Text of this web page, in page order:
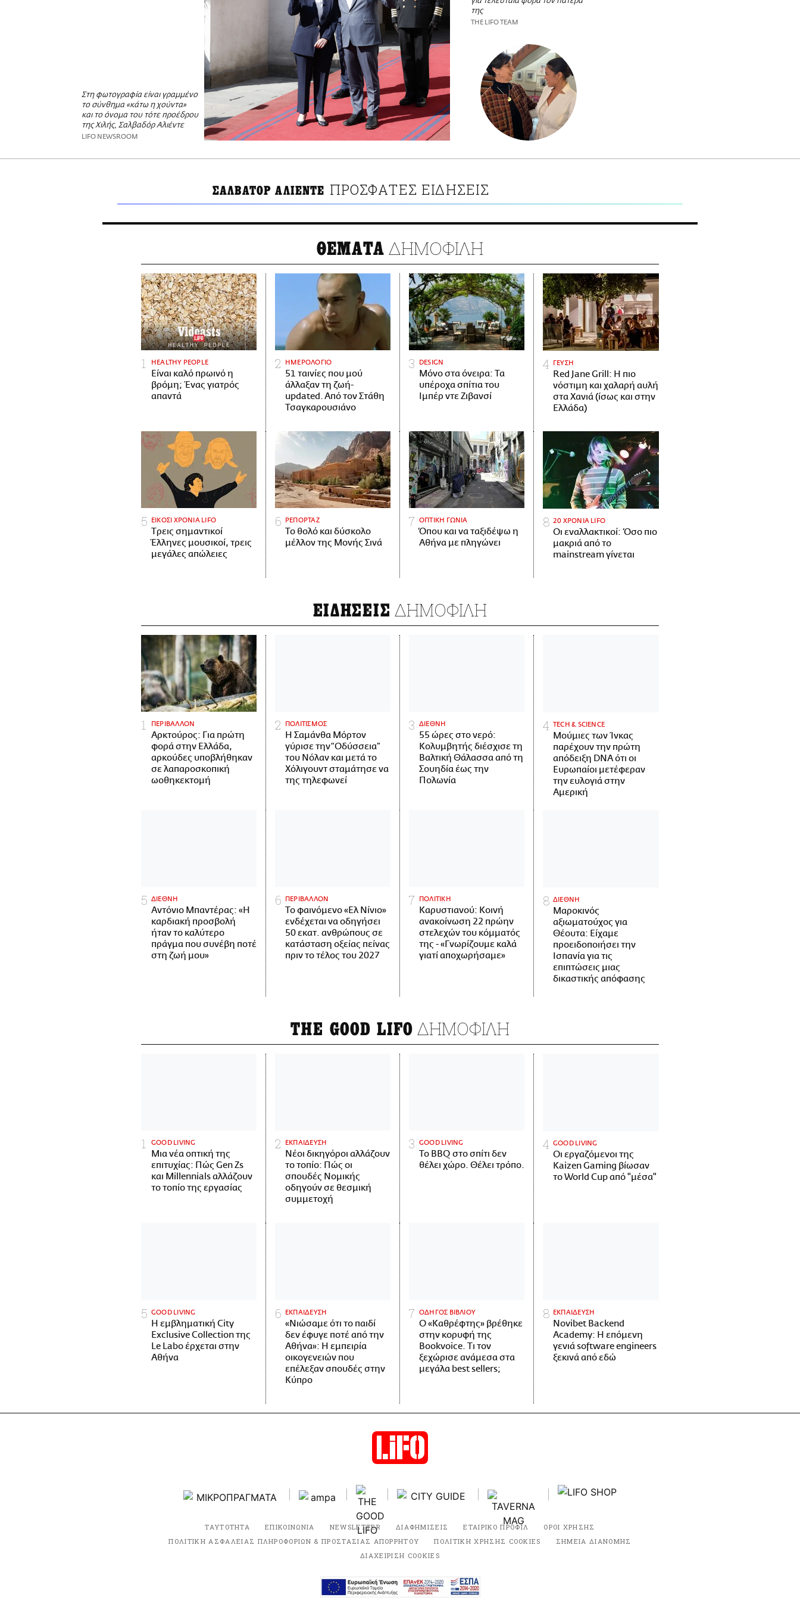
Στη φωτογραφία είναι γραμμένο
το σύνθημα «κάτω η χούντα»
και το όνομα του τότε προέδρου
της Χιλής, Σαλβαδόρ Αλιέντε
LIFO NEWSROOM
της
THE LIFO TEAM
ΣΑΛΒΑΤΟΡ ΑΛΙΕΝΤΕ ΠΡΟΣΦΑΤΕΣ ΕΙΔΗΣΕΙΣ
ΘΕΜΑΤΑ ΔΗΜΟΦΙΛΗ
HEALTHY PEOPLE
Είναι καλό πρωινό η
βρόμη; Ένας γιατρός
απαντά
ΗΜΕΡΟΛΟΓΙΟ
51 ταινίες που μού
άλλαξαν τη ζωή-
updated. Aπό τον Στάθη
Τσαγκαρουσιάνο
DESIGN
Μόνο στα όνειρα: Τα
υπέροχα σπίτια του
Ιμπέρ ντε Ζιβανσί
ΓΕΥΣΗ
Red Jane Grill: Η πιο
νόστιμη και χαλαρή αυλή
στα Χανιά (ίσως και στην
Ελλάδα)
ΕΙΚΟΣΙ ΧΡΟΝΙΑ LIFO
Tρεις σημαντικοί
Έλληνες μουσικοί, τρεις
μεγάλες απώλειες
ΡΕΠΟΡΤΑΖ
Το θολό και δύσκολο
μέλλον της Μονής Σινά
ΟΠΤΙΚΗ ΓΩΝΙΑ
Όπου και να ταξιδέψω η
Αθήνα με πληγώνει
20 ΧΡΟΝΙΑ LIFO
Οι εναλλακτικοί: Όσο πιο
μακριά από το
mainstream γίνεται
ΕΙΔΗΣΕΙΣ ΔΗΜΟΦΙΛΗ
ΠΕΡΙΒΑΛΛΟΝ
Αρκτούρος: Για πρώτη
φορά στην Ελλάδα,
αρκούδες υποβλήθηκαν
σε λαπαροσκοπική
ωοθηκεκτομή
ΠΟΛΙΤΙΣΜΟΣ
Η Σαμάνθα Μόρτον
γύρισε την “Οδύσσεια”
του Νόλαν και μετά το
Χόλιγουντ σταμάτησε να
της τηλεφωνεί
ΔΙΕΘΝΗ
55 ώρες στο νερό:
Κολυμβητής διέσχισε τη
Βαλτική Θάλασσα από τη
Σουηδία έως την
Πολωνία
ΤECH & SCIENCE
Μούμιες των Ίνκας
παρέχουν την πρώτη
απόδειξη DNA ότι οι
Ευρωπαίοι μετέφεραν
την ευλογιά στην
Αμερική
ΔΙΕΘΝΗ
Αντόνιο Μπαντέρας: «Η
καρδιακή προσβολή
ήταν το καλύτερο
πράγμα που συνέβη ποτέ
στη ζωή μου»
ΠΕΡΙΒΑΛΛΟΝ
Το φαινόμενο «Ελ Νίνιο»
ενδέχεται να οδηγήσει
50 εκατ. ανθρώπους σε
κατάσταση οξείας πείνας
πριν το τέλος του 2027
ΠΟΛΙΤΙΚΗ
Καρυστιανού: Κοινή
ανακοίνωση 22 πρώην
στελεχών του κόμματός
της - «Γνωρίζουμε καλά
γιατί αποχωρήσαμε»
ΔΙΕΘΝΗ
Μαροκινός
αξιωματούχος για
Θέουτα: Είχαμε
προειδοποιήσει την
Ισπανία για τις
επιπτώσεις μιας
δικαστικής απόφασης
THE GOOD LIFO ΔΗΜΟΦΙΛΗ
GOOD LIVING
Μια νέα οπτική της
επιτυχίας: Πώς Gen Zs
και Millennials αλλάζουν
το τοπίο της εργασίας
ΕΚΠΑΙΔΕΥΣΗ
Νέοι δικηγόροι αλλάζουν
το τοπίο: Πώς οι
σπουδές Νομικής
οδηγούν σε θεσμική
συμμετοχή
GOOD LIVING
Το BBQ στο σπίτι δεν
θέλει χώρο. Θέλει τρόπο.
GOOD LIVING
Οι εργαζόμενοι της
Kaizen Gaming βίωσαν
το World Cup από "μέσα"
GOOD LIVING
Η εμβληματική City
Exclusive Collection της
Le Labo έρχεται στην
Αθήνα
ΕΚΠΑΙΔΕΥΣΗ
«Νιώσαμε ότι το παιδί
δεν έφυγε ποτέ από την
Αθήνα»: Η εμπειρία
οικογενειών που
επέλεξαν σπουδές στην
Κύπρο
ΟΔΗΓΟΣ ΒΙΒΛΙΟΥ
Ο «Καθρέφτης» βρέθηκε
στην κορυφή της
Bookvoice. Τι τον
ξεχώρισε ανάμεσα στα
μεγάλα best sellers;
ΕΚΠΑΙΔΕΥΣΗ
Novibet Backend
Academy: Η επόμενη
γενιά software engineers
ξεκινά από εδώ
ΤΑΥΤΟΤΗΤΑ ΕΠΙΚΟΙΝΩΝΙΑ NEWSLETTER ΔΙΑΦΗΜΙΣΕΙΣ ΕΤΑΙΡΙΚΟ ΠΡΟΦΙΛ
ΟΡΟΙ ΧΡΗΣΗΣ
ΠΟΛΙΤΙΚΗ ΑΣΦΑΛΕΙΑΣ ΠΛΗΡΟΦΟΡΙΩΝ & ΠΡΟΣΤΑΣΙΑΣ ΑΠΟΡΡΗΤΟΥ
ΠΟΛΙΤΙΚΗ ΧΡΗΣΗΣ COOKIES
ΣΗΜΕΙΑ ΔΙΑΝΟΜΗΣ
ΔΙΑΧΕΙΡΙΣΗ COOKIES